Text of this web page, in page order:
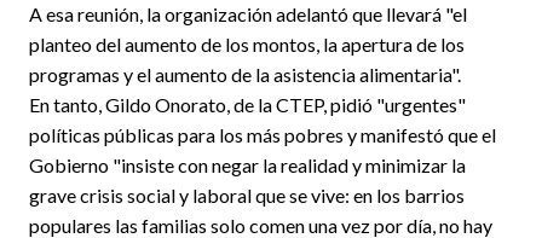
A esa reunión, la organización adelantó que llevará "el
planteo del aumento de los montos, la apertura de los
programas y el aumento de la asistencia alimentaria".
En tanto, Gildo Onorato, de la CTEP, pidió "urgentes"
políticas públicas para los más pobres y manifestó que el
Gobierno "insiste con negar la realidad y minimizar la
grave crisis social y laboral que se vive: en los barrios
populares las familias solo comen una vez por día, no hay